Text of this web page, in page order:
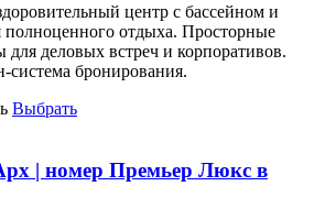
центр с бассейном и
отдыха. Просторные
для деловых встреч и корпоративов.
система бронирования.
Выбрать
| номер Премьер Люкс в